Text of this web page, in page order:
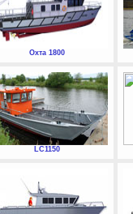
Охта 1800
LC1150